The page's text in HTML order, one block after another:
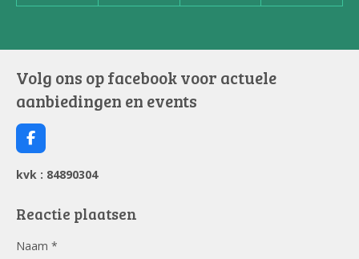
Volg ons op facebook voor actuele
aanbiedingen en events
F
a
c
e
o
kvk : 84890304
Reactie plaatsen
Naam *